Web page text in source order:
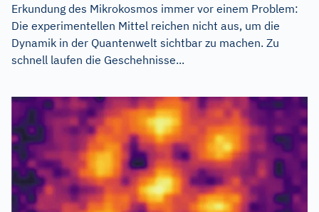
Erkundung des Mikrokosmos immer vor einem Problem:
Die experimentellen Mittel reichen nicht aus, um die
Dynamik in der Quantenwelt sichtbar zu machen. Zu
schnell laufen die Geschehnisse...